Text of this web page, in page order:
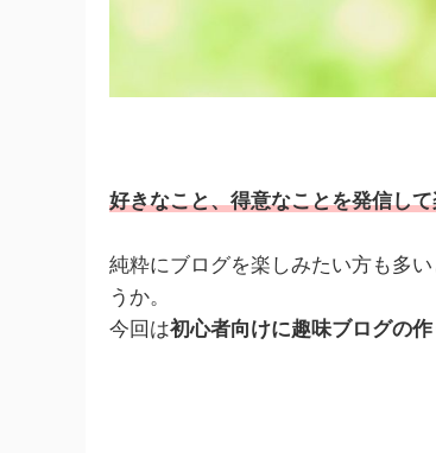
好きなこと、得意なことを発信し
純粋にブログを楽しみたい方も多
うか。
今回は初心者向けに趣味ブログの